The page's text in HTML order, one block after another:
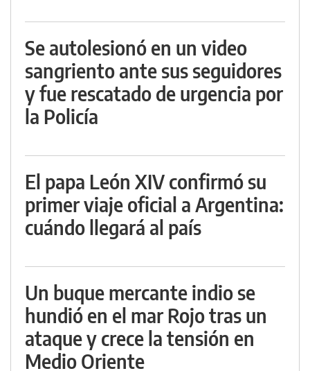
Se autolesionó en un video
sangriento ante sus seguidores
y fue rescatado de urgencia por
la Policía
El papa León XIV confirmó su
primer viaje oficial a Argentina:
cuándo llegará al país
Un buque mercante indio se
hundió en el mar Rojo tras un
ataque y crece la tensión en
Medio Oriente